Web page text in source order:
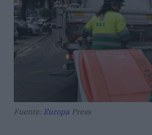
Fuente: Europa Press